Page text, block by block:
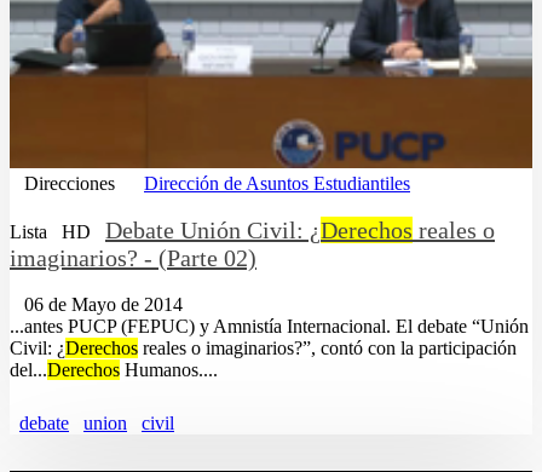
Direcciones Dirección de Asuntos Estudiantiles
Lista HD Debate Unión Civil: ¿Derechos reales o
imaginarios? - (Parte 02)
06 de Mayo de 2014
...antes PUCP (FEPUC) y Amnistía Internacional. El debate “Unión
Civil: ¿Derechos reales o imaginarios?”, contó con la participación
del...Derechos Humanos....
debate union civil